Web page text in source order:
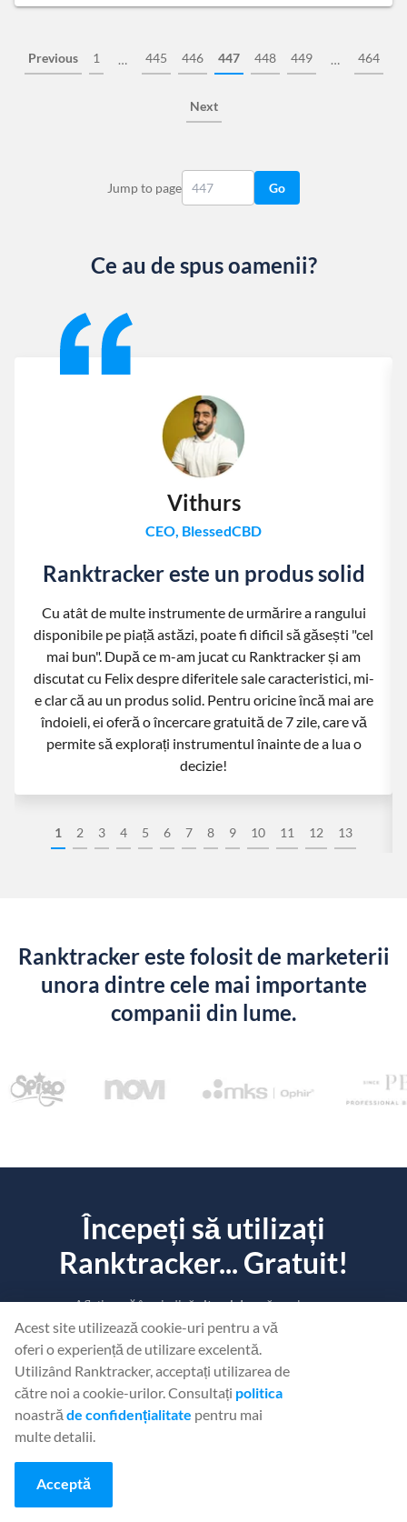
Previous 1 … 445 446 447 448 449 … 464
Next
Jump to page Go
Ce au de spus oamenii?
1 2 3 4 5 6 7 8 9 10 11 12 13
Vithurs
CEO, BlessedCBD
Ranktracker este un produs solid
Cu atât de multe instrumente de urmărire a rangului
disponibile pe piață astăzi, poate fi dificil să găsești "cel
mai bun". După ce m-am jucat cu Ranktracker și am
discutat cu Felix despre diferitele sale caracteristici, mi-
e clar că au un produs solid. Pentru oricine încă mai are
îndoieli, ei oferă o încercare gratuită de 7 zile, care vă
permite să explorați instrumentul înainte de a lua o
decizie!
Ranktracker este folosit de marketerii
unora dintre cele mai importante
companii din lume.
Începeți să utilizați
Ranktracker... Gratuit!
Aflați cevăîmpiedicăsite-ul dvs.să se claseze.
CREAȚI UN CONT GRATUIT
SauConectați-văfolosind acreditările dvs.
Acest site utilizează cookie-uri pentru a vă
oferi o experiență de utilizare excelentă.
Utilizând Ranktracker, acceptați utilizarea de
către noi a cookie-urilor. Consultați politica
noastră de confidențialitate pentru mai
multe detalii.
Acceptă